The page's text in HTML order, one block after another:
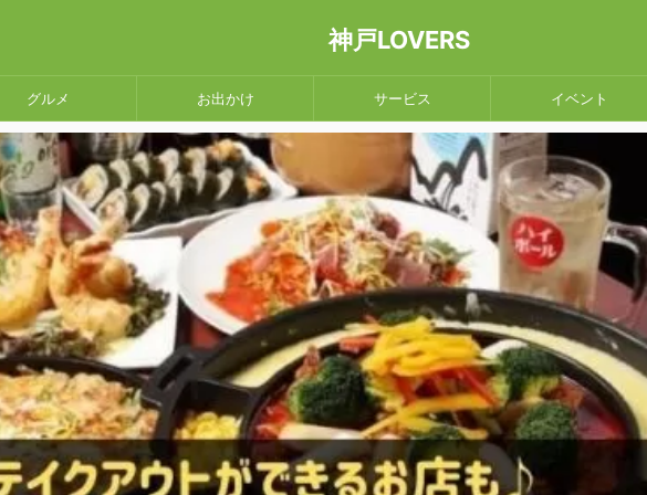
神戸LOVERS
グルメ お出かけ サービス イベント